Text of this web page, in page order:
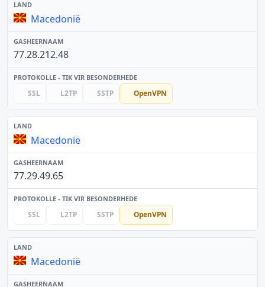
Macedonië
77.28.212.48
SSL L2TP SSTP OpenVPN
Macedonië
77.29.49.65
SSL L2TP SSTP OpenVPN
Macedonië